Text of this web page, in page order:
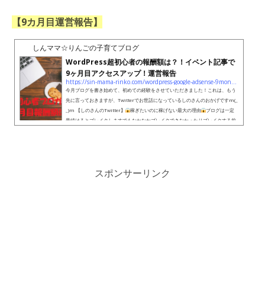
【9カ月目運営報告】
しんママ☆りんごの子育てブログ
WordPress超初心者の報酬額は？！イベント記事で
9ヶ月目アクセスアップ！運営報告
https://sin-mama-rinko.com/wordpress-google-adsense-9months
今月ブログを書き始めて、初めての経験をさせていただきました！これは、もう
先に言っておきますが、Twitterでお世話になっているしのさんのおかげですm(_
_)m 【しのさんのTwitter】
稼ぎたいのに稼げない最大の理由
ブログは一定
量続けるとブレイクしますでもなかなかブレイクできなかったりブレイクする前
スポンサーリンク